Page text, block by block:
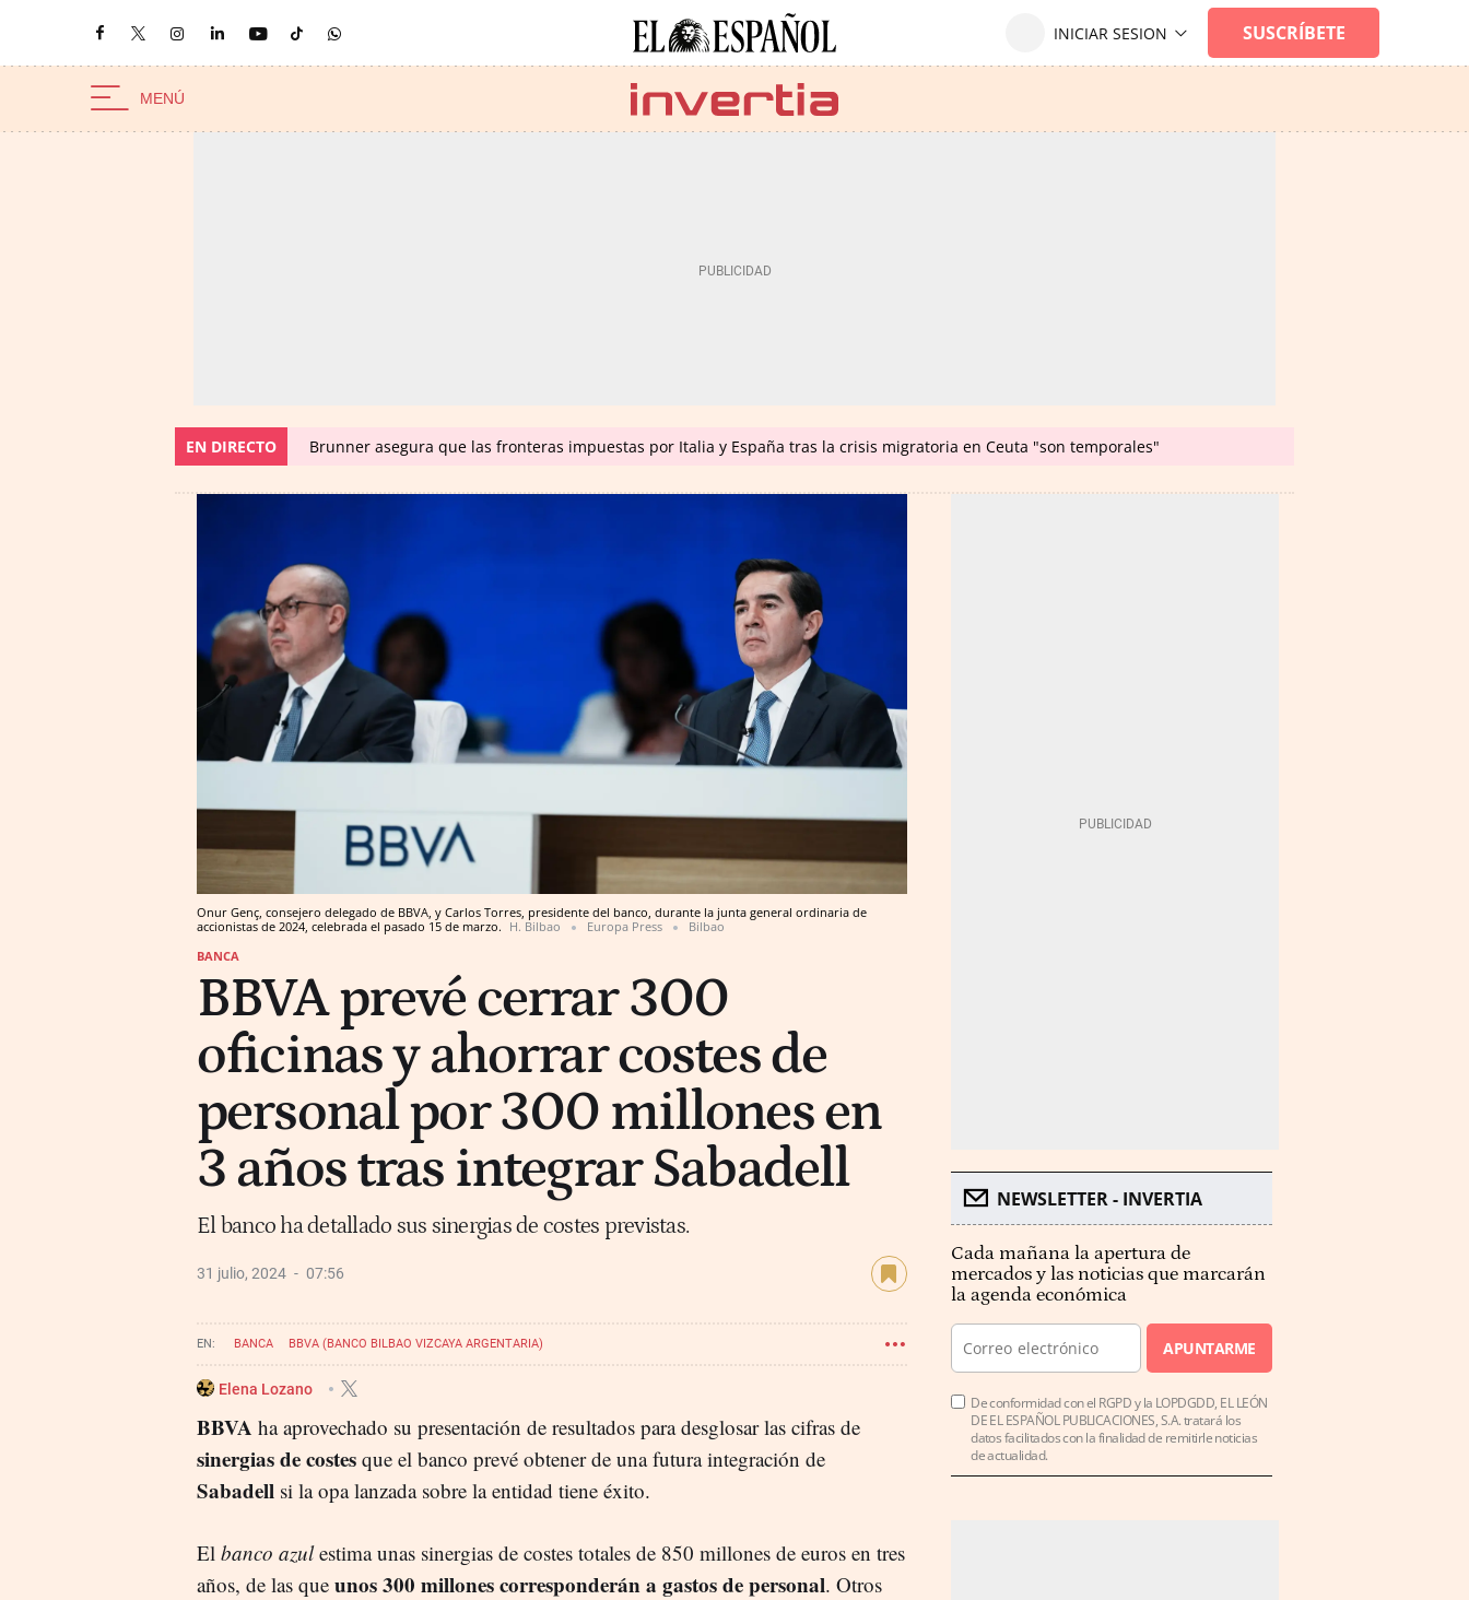
EN DIRECTO Brunner asegura que las fronteras impuestas por Italia y España tras la crisis migratoria en Ceuta "son temporales"
Onur Genç, consejero delegado de BBVA, y Carlos Torres, presidente del banco, durante la junta general ordinaria de
accionistas de 2024, celebrada el pasado 15 de marzo. H. Bilbao Europa Press
Bilbao
BANCA
BBVA prevé cerrar 300
oficinas y ahorrar costes de
personal por 300 millones en
3 años tras integrar Sabadell
El banco ha detallado sus sinergias de costes previstas.
31 julio, 2024 07:56
BANCA BBVA (BANCO BILBAO VIZCAYA ARGENTARIA)
Elena Lozano
BBVA ha aprovechado su presentación de resultados para desglosar las cifras de
sinergias de costes que el banco prevé obtener de una futura integración de
Sabadell si la opa lanzada sobre la entidad tiene éxito.
El banco azulestima unas sinergias de costes totales de 850 millones de euros en tres
años, de las que unos 300 millones corresponderán a gastos de personal. Otros
NEWSLETTER - INVERTIA
Cada mañana la apertura de
mercados y las noticias que marcarán
la agenda económica
APUNTARME
De conformidad con el RGPD y la LOPDGDD, EL LEÓN
DE EL ESPAÑOL PUBLICACIONES, S.A. tratará los
datos facilitados con la finalidad de remitirle noticias
de actualidad.